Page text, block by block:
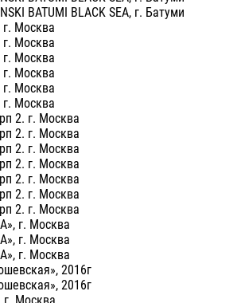
BATUMI BLACK SEA, г. Батуми
Москва
Москва
Москва
Москва
Москва
Москва
2. г. Москва
2. г. Москва
2. г. Москва
2. г. Москва
2. г. Москва
2. г. Москва
2. г. Москва
г. Москва
г. Москва
г. Москва
2016г
2016г
г. Москва